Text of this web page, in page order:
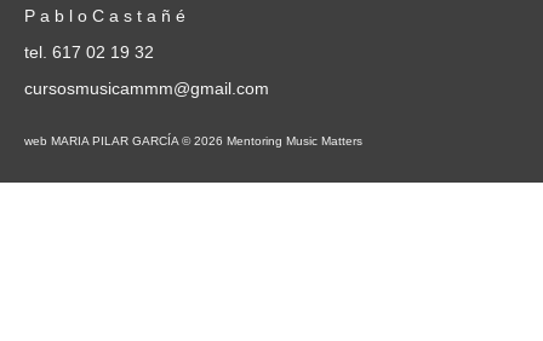
P a b l o C a s t a ñ é
tel. 617 02 19 32
cursosmusicammm@gmail.com
web MARIA PILAR GARCÍA © 2026 Mentoring Music Matters